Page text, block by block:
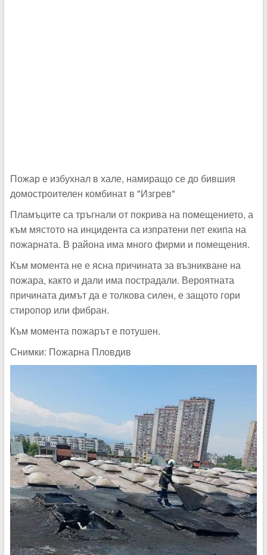
Пожар е избухнал в хале, намиращо се до бившия
домостроителен комбинат в "Изгрев"
Пламъците са тръгнали от покрива на помещението, а
към мястото на инцидента са изпратени пет екипа на
пожарната. В района има много фирми и помещения.
Към момента не е ясна причината за възникване на
пожара, както и дали има пострадали. Вероятната
причината димът да е толкова силен, е защото гори
стиропор или фибран.
Към момента пожарът е потушен.
Снимки: Пожарна Пловдив